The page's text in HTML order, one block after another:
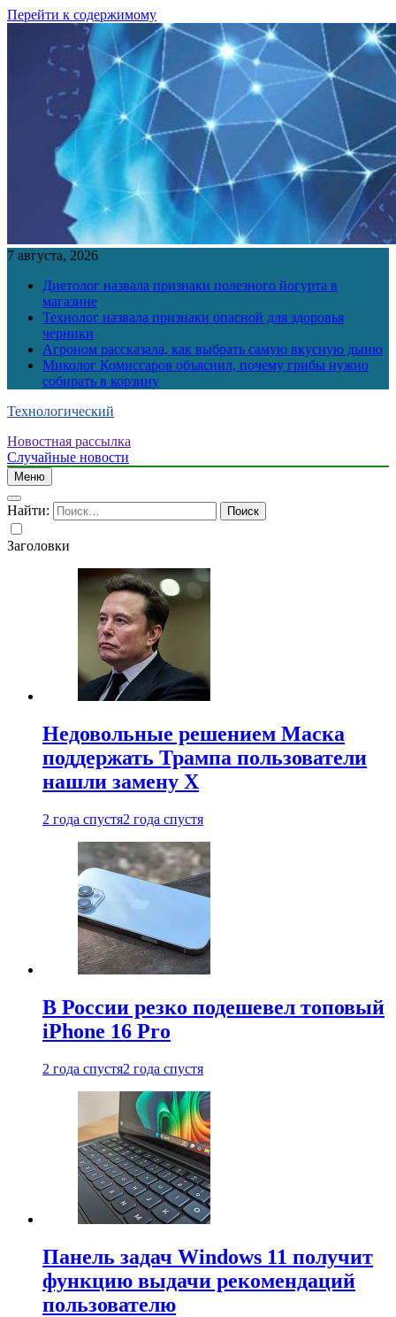
Перейти к содержимому
7 августа, 2026
Диетолог назвала признаки полезного йогурта в
магазине
Технолог назвала признаки опасной для здоровья
черники
Агроном рассказала, как выбрать самую вкусную дыню
Миколог Комиссаров объяснил, почему грибы нужно
собирать в корзину
Технологический
Новостная рассылка
Случайные новости
Меню
Найти:
Заголовки
Недовольные решением Маска
поддержать Трампа пользователи
нашли замену X
2 года спустя2 года спустя
В России резко подешевел топовый
iPhone 16 Pro
2 года спустя2 года спустя
Панель задач Windows 11 получит
функцию выдачи рекомендаций
пользователю